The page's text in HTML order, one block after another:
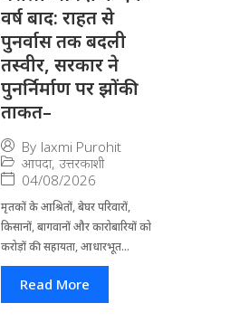
वर्ष बाद: राहत से
पुनर्वास तक बदली
तस्वीर, सरकार ने
पुनर्निर्माण पर झोंकी
ताकत–
By laxmi Purohit
आपदा, उत्तरकाशी
04/08/2026
मृतकों के आश्रितों, बेघर परिवारों,
किसानों, बागवानों और कारोबारियों को
करोड़ों की सहायता, आधारभूत...
Read More